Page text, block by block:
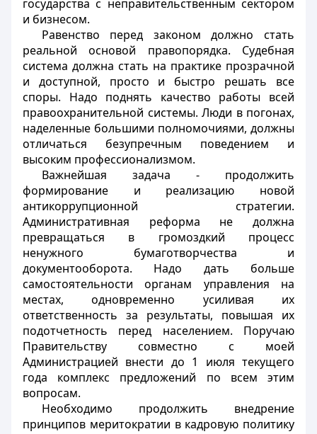
государства с неправительственным сектором
и бизнесом.
Равенство перед законом должно стать
реальной основой правопорядка. Судебная
система должна стать на практике прозрачной
и доступной, просто и быстро решать все
споры. Надо поднять качество работы всей
правоохранительной системы. Люди в погонах,
наделенные большими полномочиями, должны
отличаться безупречным поведением и
высоким профессионализмом.
Важнейшая задача - продолжить
формирование и реализацию новой
антикоррупционной стратегии.
Административная реформа не должна
превращаться в громоздкий процесс
ненужного бумаготворчества и
документооборота. Надо дать больше
самостоятельности органам управления на
местах, одновременно усиливая их
ответственность за результаты, повышая их
подотчетность перед населением. Поручаю
Правительству совместно с моей
Администрацией внести до 1 июля текущего
года комплекс предложений по всем этим
вопросам.
Необходимо продолжить внедрение
принципов меритократии в кадровую политику